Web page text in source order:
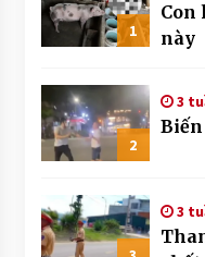
1
Con
này
2
3
Biến
3